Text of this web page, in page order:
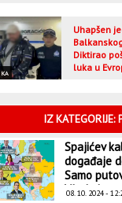
Uhapšen
Diktirao
luka u
IZ KATEGORIJE:
Spajićev
događaje
Samo
Vlada kao
08. 10. 2024 -